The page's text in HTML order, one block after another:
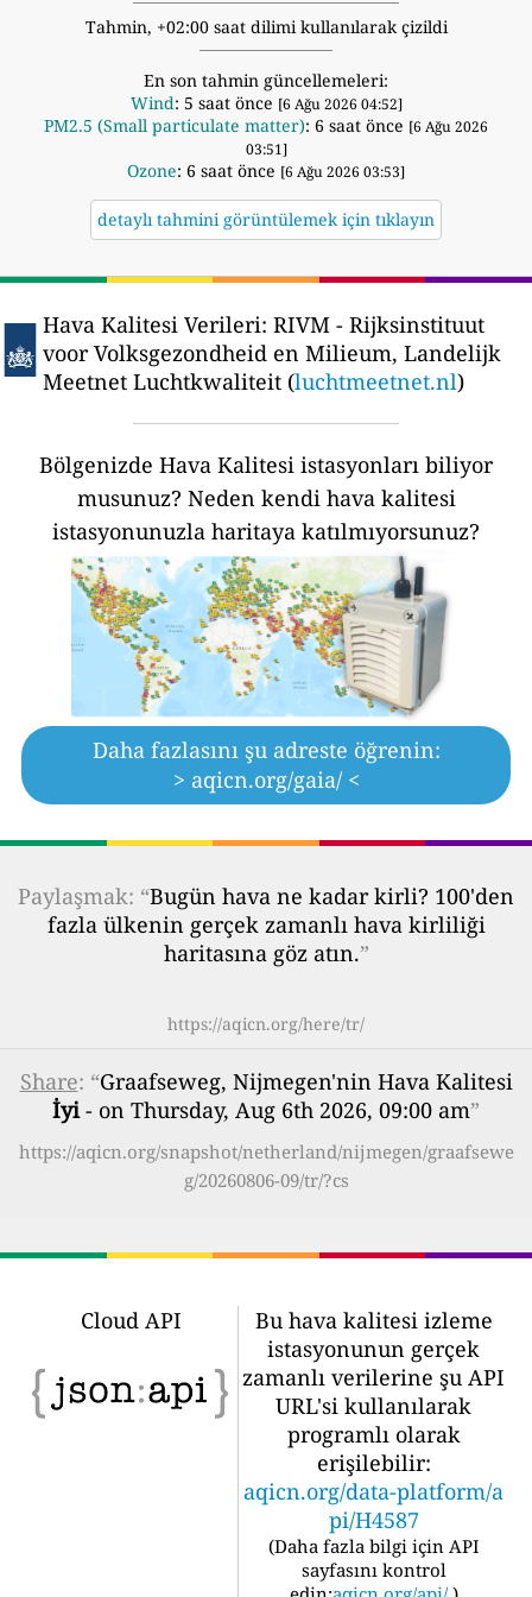
Tahmin, +02:00 saat dilimi kullanılarak çizildi
En son tahmin güncellemeleri:
Wind: 5 saat önce [6 Ağu 2026 04:52]
PM2.5 (Small particulate matter): 6 saat önce [6 Ağu 2026
03:51]
Ozone: 6 saat önce [6 Ağu 2026 03:53]
detaylı tahmini görüntülemek için tıklayın
Hava Kalitesi Verileri: RIVM - Rijksinstituut
voor Volksgezondheid en Milieum, Landelijk
Meetnet Luchtkwaliteit (luchtmeetnet.nl)
Bölgenizde Hava Kalitesi istasyonları biliyor
musunuz? Neden kendi hava kalitesi
istasyonunuzla haritaya katılmıyorsunuz?
Daha fazlasını şu adreste öğrenin:
> aqicn.org/gaia/ <
Paylaşmak: “Bugün hava ne kadar kirli? 100'den
fazla ülkenin gerçek zamanlı hava kirliliği
haritasına göz atın.”
https://aqicn.org/here/tr/
Share: “Graafseweg, Nijmegen'nin Hava Kalitesi
İyi- on Thursday, Aug 6th 2026, 09:00 am”
https://aqicn.org/snapshot/netherland/nijmegen/graafsewe
g/20260806-09/tr/?cs
Cloud API
Bu hava kalitesi izleme
istasyonunun gerçek
zamanlı verilerine şu API
URL'si kullanılarak
programlı olarak
erişilebilir:
aqicn.org/data-platform/a
pi/H4587
(Daha fazla bilgi için API
sayfasını kontrol